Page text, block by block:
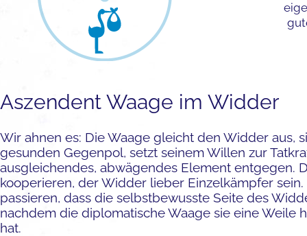
Aszendent Waage im Widder
Wir ahnen es: Die Waage gleicht den Widder aus,
gesunden Gegenpol, setzt seinem Willen zur
ausgleichendes, abwägendes Element entgegen.
kooperieren, der Widder lieber Einzelkämpfer sein.
passieren, dass die selbstbewusste Seite des
nachdem die diplomatische Waage sie eine Weile
hat.